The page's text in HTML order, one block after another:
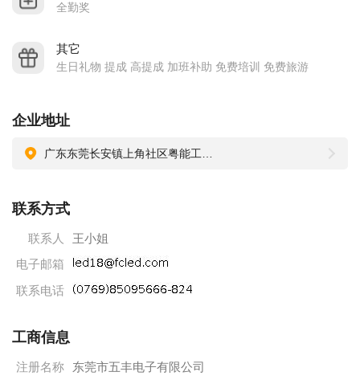
G 特殊节日：免费生日礼物、公司年会；
H 其他福利：各项康乐设施：羽毛球、跑步机、台球、KTV、
烧烤,年度免费旅游等等。
全勤奖
其它
生日礼物 提成 高提成 加班补助 免费培训 免费旅游
企业地址
联系方式
联系人
王小姐
电子邮箱
联系电话
工商信息
注册名称 东莞市五丰电子有限公司